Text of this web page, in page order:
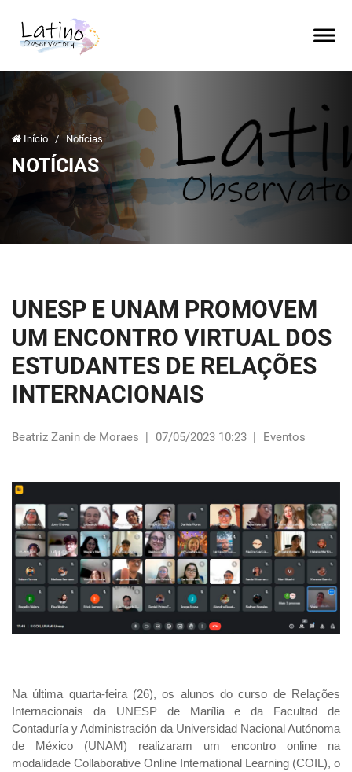
Início / Notícias
NOTÍCIAS
UNESP E UNAM PROMOVEM
UM ENCONTRO VIRTUAL DOS
ESTUDANTES DE RELAÇÕES
INTERNACIONAIS
Beatriz Zanin de Moraes | 07/05/2023 10:23 | Eventos
Na última quarta-feira (26), os alunos do curso de Relações
Internacionais da UNESP de Marília e da Facultad de
Contaduría y Administración da Universidad Nacional Autónoma
de México (UNAM) realizaram um encontro online na
modalidade Collaborative Online International Learning (COIL), o